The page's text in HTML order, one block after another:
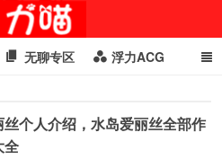
星闻
无聊专区 浮力ACG
个人介绍，水岛爱丽丝全部作
全